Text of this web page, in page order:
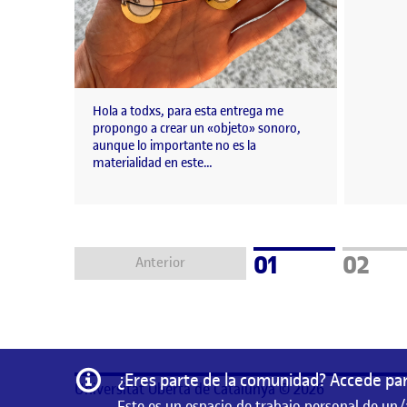
Hola a todxs, para esta entrega me
propongo a crear un «objeto» sonoro,
aunque lo importante no es la
materialidad en este…
Anterior Página
01 Página
02
Información
¿Eres parte de la comunidad? Accede
Universitat Oberta de Catalunya © 2026